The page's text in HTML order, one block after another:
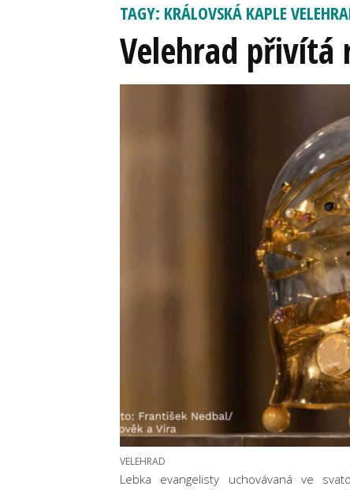
TAGY: KRÁLOVSKÁ KAPLE
Velehrad přivítá
VELEHRAD
Lebka evangelisty uchovávaná ve